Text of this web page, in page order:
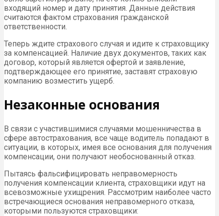
входящий номер и дату принятия. Данные действия
считаются фактом страхования гражданской
ответственности.
Теперь ждите страхового случая и идите к страховщику
за компенсацией. Наличие двух документов, таких как
договор, который является офертой и заявление,
подтверждающее его принятие, заставят страховую
компанию возместить ущерб.
Незаконные основания
В связи с участившимися случаями мошенничества в
сфере автострахования, все чаще водитель попадают в
ситуации, в которых, имея все основания для получения
компенсации, они получают необоснованный отказ.
Пытаясь фальсифицировать неправомерность
получения компенсации клиента, страховщики идут на
всевозможные ухищрения. Рассмотрим наиболее часто
встречающиеся основания неправомерного отказа,
которыми пользуются страховщики: